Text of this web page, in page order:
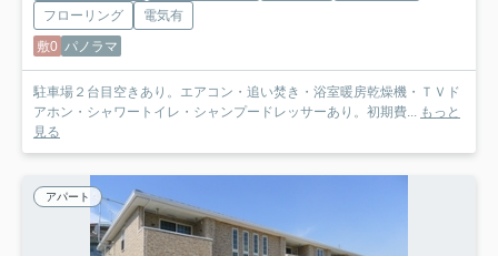
フローリング
電気有
敷0 パノラマ
駐車場２台目空きあり。エアコン・追い焚き・浴室暖房乾燥機・ＴＶド
アホン・シャワートイレ・シャンプードレッサーあり。初期費... もっと
見る
アパート